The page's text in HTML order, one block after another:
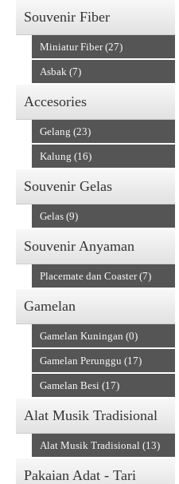
Souvenir Fiber
Miniatur Fiber (27)
Asbak (7)
Accesories
Gelang (23)
Kalung (16)
Souvenir Gelas
Gelas (9)
Souvenir Anyaman
Placemate dan Coaster (7)
Gamelan
Gamelan Kuningan (0)
Gamelan Perunggu (17)
Gamelan Besi (17)
Alat Musik Tradisional
Alat Musik Tradisional (13)
Pakaian Adat - Tari